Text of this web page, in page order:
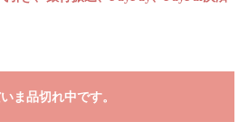
ま品切れ中です。